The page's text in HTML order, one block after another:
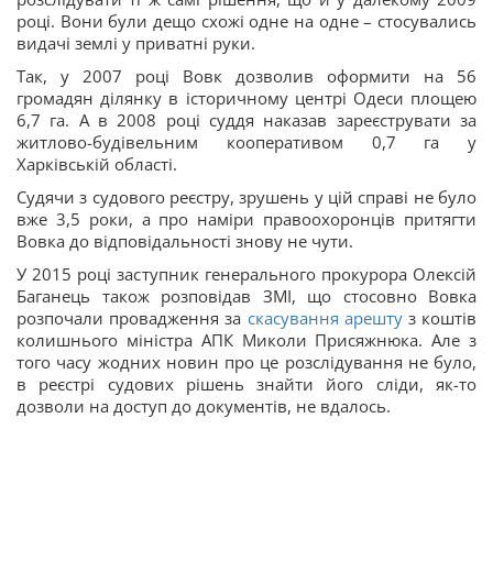
році. Вони були дещо схожі одне на одне – стосувались
видачі землі у приватні руки.
Так, у 2007 році Вовк дозволив оформити на 56
громадян ділянку в історичному центрі Одеси площею
6,7 га. А в 2008 році суддя наказав зареєструвати за
житлово-будівельним кооперативом 0,7 га у
Харківській області.
Судячи з судового реєстру, зрушень у цій справі не було
вже 3,5 роки, а про наміри правоохоронців притягти
Вовка до відповідальності знову не чути.
У 2015 році заступник генерального прокурора Олексій
Баганець також розповідав ЗМІ, що стосовно Вовка
розпочали провадження за скасування арештуз коштів
колишнього міністра АПК Миколи Присяжнюка. Але з
того часу жодних новин про це розслідування не було,
в реєстрі судових рішень знайти його сліди, як-то
дозволи на доступ до документів, не вдалось.